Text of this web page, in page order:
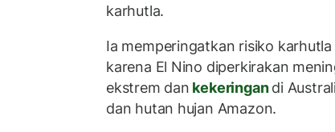
karhutla.
Ia memperingatkan risiko
karena El Nino diperkirakan
ekstrem dan kekeringandi
dan hutan hujan Amazon.